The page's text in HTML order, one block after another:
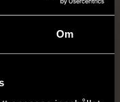
Om
använd, är av fin
några skador eller